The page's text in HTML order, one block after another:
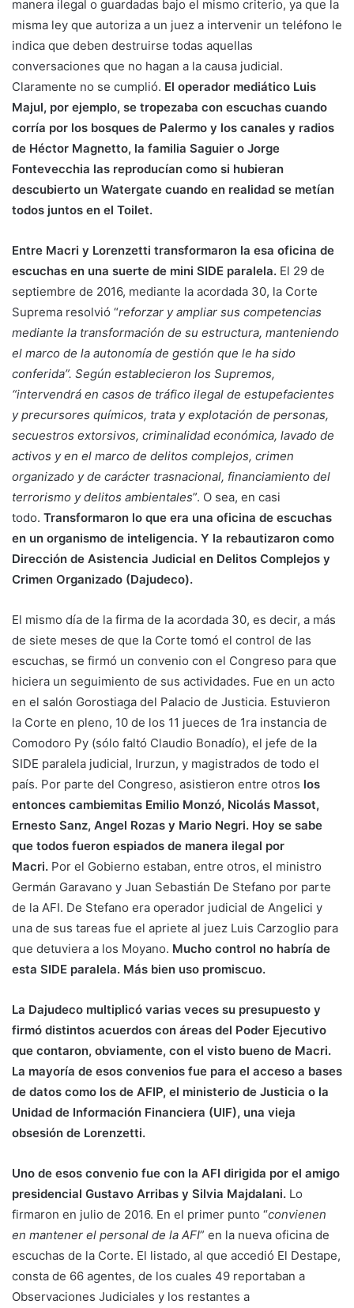
manera ilegal o guardadas bajo el mismo criterio, ya que la
misma ley que autoriza a un juez a intervenir un teléfono le
indica que deben destruirse todas aquellas
conversaciones que no hagan a la causa judicial.
Claramente no se cumplió. El operador mediático Luis
Majul, por ejemplo, se tropezaba con escuchas cuando
corría por los bosques de Palermo y los canales y radios
de Héctor Magnetto, la familia Saguier o Jorge
Fontevecchia las reproducían como si hubieran
descubierto un Watergate cuando en realidad se metían
todos juntos en el Toilet.
Entre Macri y Lorenzetti transformaron la esa oficina de
escuchas en una suerte de mini SIDE paralela. El 29 de
septiembre de 2016, mediante la acordada 30, la Corte
Suprema resolvió “reforzar y ampliar sus competencias
mediante la transformación de su estructura, manteniendo
el marco de la autonomía de gestión que le ha sido
conferida”. Según establecieron los Supremos,
“intervendrá en casos de tráfico ilegal de estupefacientes
y precursores químicos, trata y explotación de personas,
secuestros extorsivos, criminalidad económica, lavado de
activos y en el marco de delitos complejos, crimen
organizado y de carácter trasnacional, financiamiento del
terrorismo y delitos ambientales”. O sea, en casi
todo. Transformaron lo que era una oficina de escuchas
en un organismo de inteligencia. Y la rebautizaron como
Dirección de Asistencia Judicial en Delitos Complejos y
Crimen Organizado (Dajudeco).
El mismo día de la firma de la acordada 30, es decir, a más
de siete meses de que la Corte tomó el control de las
escuchas, se firmó un convenio con el Congreso para que
hiciera un seguimiento de sus actividades. Fue en un acto
en el salón Gorostiaga del Palacio de Justicia. Estuvieron
la Corte en pleno, 10 de los 11 jueces de 1ra instancia de
Comodoro Py (sólo faltó Claudio Bonadío), el jefe de la
SIDE paralela judicial, Irurzun, y magistrados de todo el
país. Por parte del Congreso, asistieron entre otros los
entonces cambiemitas Emilio Monzó, Nicolás Massot,
Ernesto Sanz, Angel Rozas y Mario Negri. Hoy se sabe
que todos fueron espiados de manera ilegal por
Macri. Por el Gobierno estaban, entre otros, el ministro
Germán Garavano y Juan Sebastián De Stefano por parte
de la AFI. De Stefano era operador judicial de Angelici y
una de sus tareas fue el apriete al juez Luis Carzoglio para
que detuviera a los Moyano. Mucho control no habría de
esta SIDE paralela. Más bien uso promiscuo.
La Dajudeco multiplicó varias veces su presupuesto y
firmó distintos acuerdos con áreas del Poder Ejecutivo
que contaron, obviamente, con el visto bueno de Macri.
La mayoría de esos convenios fue para el acceso a bases
de datos como los de AFIP, el ministerio de Justicia o la
Unidad de Información Financiera (UIF), una vieja
obsesión de Lorenzetti.
Uno de esos convenio fue con la AFI dirigida por el amigo
presidencial Gustavo Arribas y Silvia Majdalani. Lo
firmaron en julio de 2016. En el primer punto “convienen
en mantener el personal de la AFI” en la nueva oficina de
escuchas de la Corte. El listado, al que accedió El Destape,
consta de 66 agentes, de los cuales 49 reportaban a
Observaciones Judiciales y los restantes a